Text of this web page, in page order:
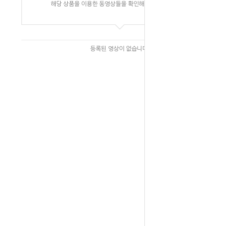
해당 상품을 이용한 동영상들을 확인해 보실 수 있습니다.
등록된 영상이 없습니다.